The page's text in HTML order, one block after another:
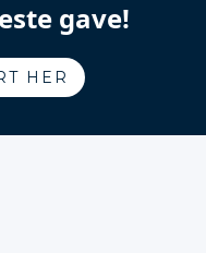
gave!
HER